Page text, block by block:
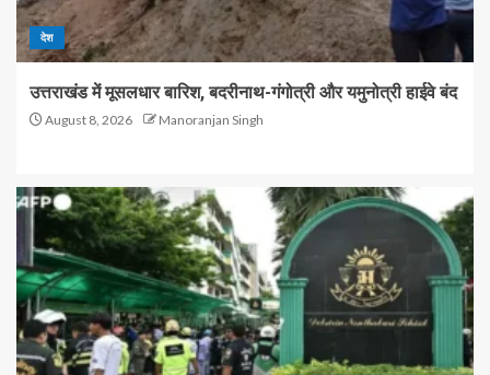
देश
उत्तराखंड में मूसलधार बारिश, बदरीनाथ-गंगोत्री और यमुनोत्री हाईवे बंद
August 8, 2026 Manoranjan Singh